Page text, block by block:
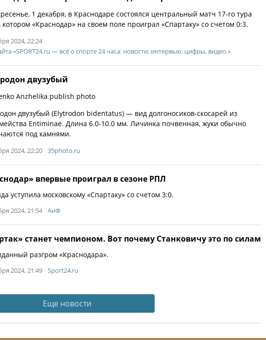
1 декабря, в Краснодаре состоялся центральный матч 17-го тура
«Краснодар» на своем поле проиграл «Спартаку» со счетом 0:3.
2024, 22:24
«SPORT24.ru — всё о спорте 24 часа: новости, интервью, цифры, видео.»
двузубый
Anzhelika publish photo
двузубый (Elytrodon bidentatus) — вид долгоносиков-скосарей из
Entiminae. Длина 6.0-10.0 мм. Личинка почвенная, жуки обычно
под камнями.
2024, 22:20 35photo.ru
впервые проиграл в сезоне РПЛ
уступила московскому «Спартаку» со счетом 3:0.
2024, 21:54 АиФ
станет чемпионом. Вот почему Станковичу это по силам
разгром «Краснодара».
2024, 21:49 Sport24.ru
Еще новости